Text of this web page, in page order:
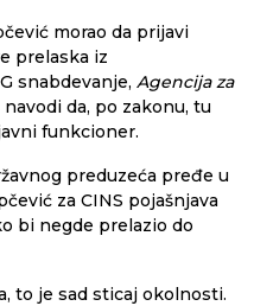
morao da prijavi
prelaska iz
snabdevanje, Agencija za
navodi da, po zakonu, tu
funkcioner.
preduzeća pređe u
za CINS pojašnjava
bi negde prelazio do
to je sad sticaj okolnosti.